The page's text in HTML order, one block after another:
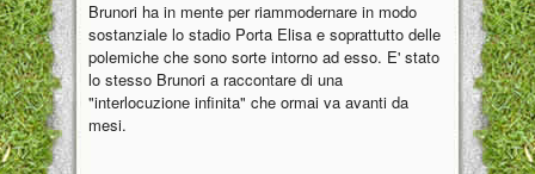
Brunori ha in mente per riammodernare in modo
sostanziale lo stadio Porta Elisa e soprattutto delle
polemiche che sono sorte intorno ad esso. E' stato
lo stesso Brunori a raccontare di una
"interlocuzione infinita" che ormai va avanti da
mesi.